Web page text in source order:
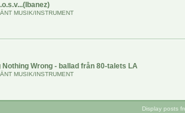
MUSIK/INSTRUMENT
Nothing Wrong - ballad från 80-talets LA
MUSIK/INSTRUMENT
Display posts